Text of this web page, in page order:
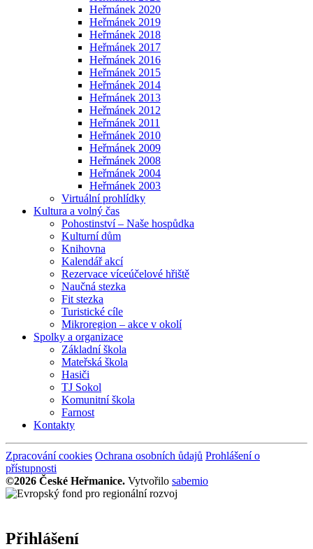
Heřmánek 2020
Heřmánek 2019
Heřmánek 2018
Heřmánek 2017
Heřmánek 2016
Heřmánek 2015
Heřmánek 2014
Heřmánek 2013
Heřmánek 2012
Heřmánek 2011
Heřmánek 2010
Heřmánek 2009
Heřmánek 2008
Heřmánek 2004
Heřmánek 2003
Virtuální prohlídky
Kultura a volný čas
Pohostinství – Naše hospůdka
Kulturní dům
Knihovna
Kalendář akcí
Rezervace víceúčelové hřiště
Naučná stezka
Fit stezka
Turistické cíle
Mikroregion – akce v okolí
Spolky a organizace
Základní škola
Mateřská škola
Hasiči
TJ Sokol
Komunitní škola
Farnost
Kontakty
Zpracování cookies Ochrana osobních ůdajů Prohlášení o
přístupnosti
©2026 České Heřmanice. Vytvořilo sabemio
Přihlášení